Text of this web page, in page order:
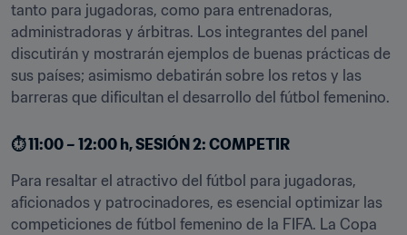
tanto para jugadoras, como para entrenadoras,
administradoras y árbitras. Los integrantes del panel
discutirán y mostrarán ejemplos de buenas prácticas de
sus países; asimismo debatirán sobre los retos y las
barreras que dificultan el desarrollo del fútbol femenino.
⏱️ 11:00 – 12:00 h, SESIÓN 2: COMPETIR
Para resaltar el atractivo del fútbol para jugadoras,
aficionados y patrocinadores, es esencial optimizar las
competiciones de fútbol femenino de la FIFA. La Copa